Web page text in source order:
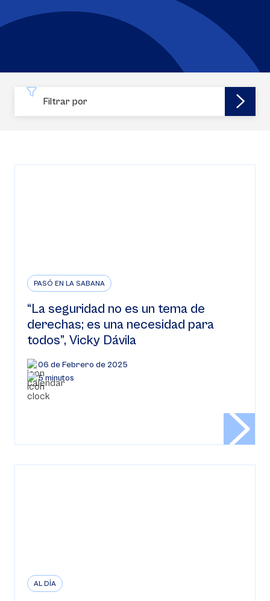
Filtrar por
PASÓ EN LA SABANA
“La seguridad no es un tema de
derechas; es una necesidad para
todos”, Vicky Dávila
06 de Febrero de 2025
5 minutos
AL DÍA